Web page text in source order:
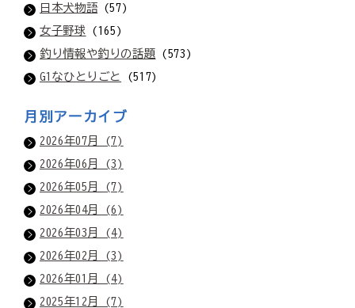
日本犬物語(57)
女子野球 (165)
釣り情報や釣りの話題 (573)
G1なひとりごと
(517)
月別アーカイブ
2026年07月 (7)
2026年06月 (3)
2026年05月 (7)
2026年04月 (6)
2026年03月 (4)
2026年02月 (3)
2026年01月 (4)
2025年12月 (7)